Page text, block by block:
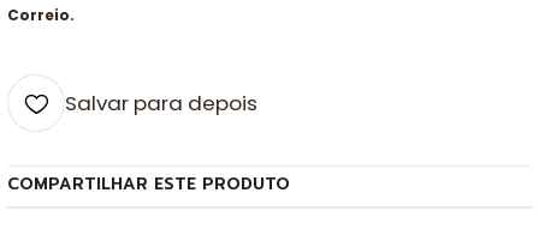
Correio.
Salvar para depois
COMPARTILHAR ESTE PRODUTO